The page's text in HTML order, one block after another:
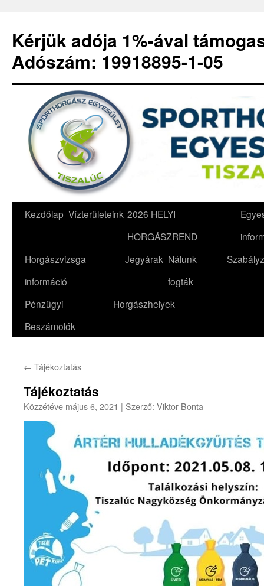
Kérjük adója 1%-ával
Adószám: 19918895-1-05
Kilépés
tartalomba
Kezdőlap Vízterületeink 2026 HELYI
HORGÁSZREND
Horgászvizsga
információ
Jegyárak Nálunk
fogták
Pénzügyi
Beszámolók
Horgászhelyek
← Tájékoztatás
Tájékoztatás
Közzétéve május 6, 2021 | Szerző: Viktor Bonta